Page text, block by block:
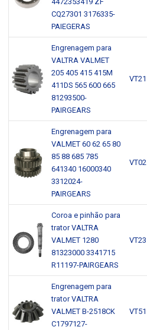
CQ27301 3176335-
PAIEGERAS
Engrenagem para
VALTRA VALMET
205 405 415 415M
411DS 565 600 665
81293500-
PAIRGEARS
VT21
Engrenagem para
VALMET 60 62 65 80
85 88 685 785
641340 16000340
3312024-
PAIRGEARS
VT02
Coroa e pinhão para
trator VALTRA
VALMET 1280
81323000 3341715
R11197-PAIRGEARS
VT23
Engrenagem para
trator VALTRA
VALMET B-2518CK
C1797127-
VT51